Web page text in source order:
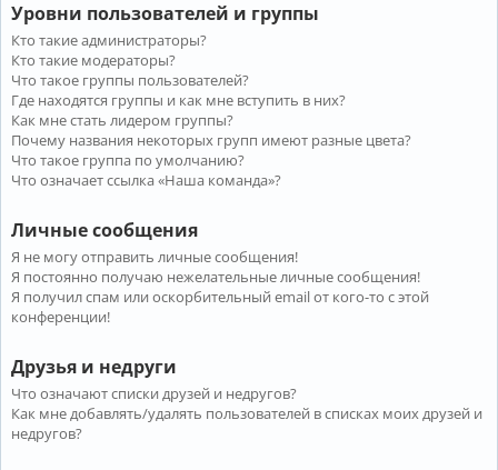
Уровни пользователей и группы
Кто такие администраторы?
Кто такие модераторы?
Что такое группы пользователей?
Где находятся группы и как мне вступить в них?
Как мне стать лидером группы?
Почему названия некоторых групп имеют разные цвета?
Что такое группа по умолчанию?
Что означает ссылка «Наша команда»?
Личные сообщения
Я не могу отправить личные сообщения!
Я постоянно получаю нежелательные личные сообщения!
Я получил спам или оскорбительный email от кого-то с этой
конференции!
Друзья и недруги
Что означают списки друзей и недругов?
Как мне добавлять/удалять пользователей в списках моих друзей и
недругов?